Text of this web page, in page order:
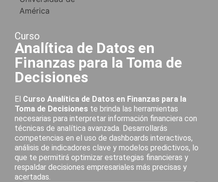
Curso
Analítica de Datos en
Finanzas para la Toma de
Decisiones
El Curso Analítica de Datos en Finanzas para la
Toma de Decisiones te brinda las herramientas
necesarias para interpretar información financiera con
técnicas de analítica avanzada. Desarrollarás
competencias en el uso de dashboards interactivos,
análisis de indicadores clave y modelos predictivos, lo
que te permitirá optimizar estrategias financieras y
respaldar decisiones empresariales más precisas y
acertadas.